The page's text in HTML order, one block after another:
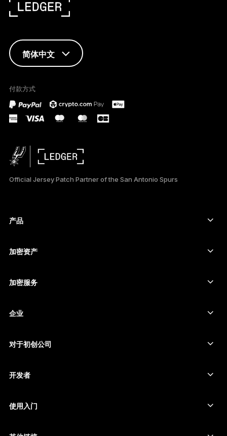
简体中文
TÜRKÇE
DEUTSCH
PORTUGUÊS
ESPAÑOL
日本語
付款方式
Official Jersey Patch Partner of the San Antonio Spurs
产品
硬件钱包
Ledger Stax
Ledger Nano Classics
捆绑销售
所有产品
加密资产
以太坊钱包
卡尔达诺钱包
门罗币钱包
查看所有资产
加密服务
购买加密货币
互换加密货币
企业
对于初创公司
开发者
使用入门
兼容的钱包和服务